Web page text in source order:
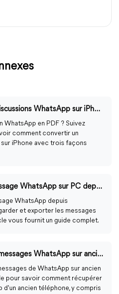
Comment exporter les discussions WhatsApp sur iPhone en PDF ?
WhatsApp en PDF ? Suivez
comment convertir un
iPhone avec trois façons
Comment transférer message WhatsApp sur PC depuis Android/iPhone ?
WhatsApp depuis
et exporter les messages
vous fournit un guide complet.
Comment récupérer les messages WhatsApp sur ancien téléphone ?
de WhatsApp sur ancien
pour savoir comment récupérer
ancien téléphone, y compris